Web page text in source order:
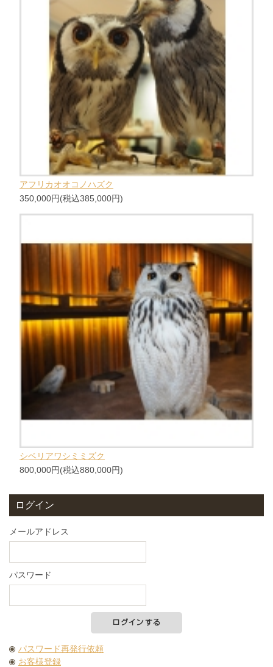
アフリカオオコノハズク
350,000円(税込385,000円)
シベリアワシミミズク
800,000円(税込880,000円)
ログイン
メールアドレス
パスワード
パスワード再発行依頼
お客様登録